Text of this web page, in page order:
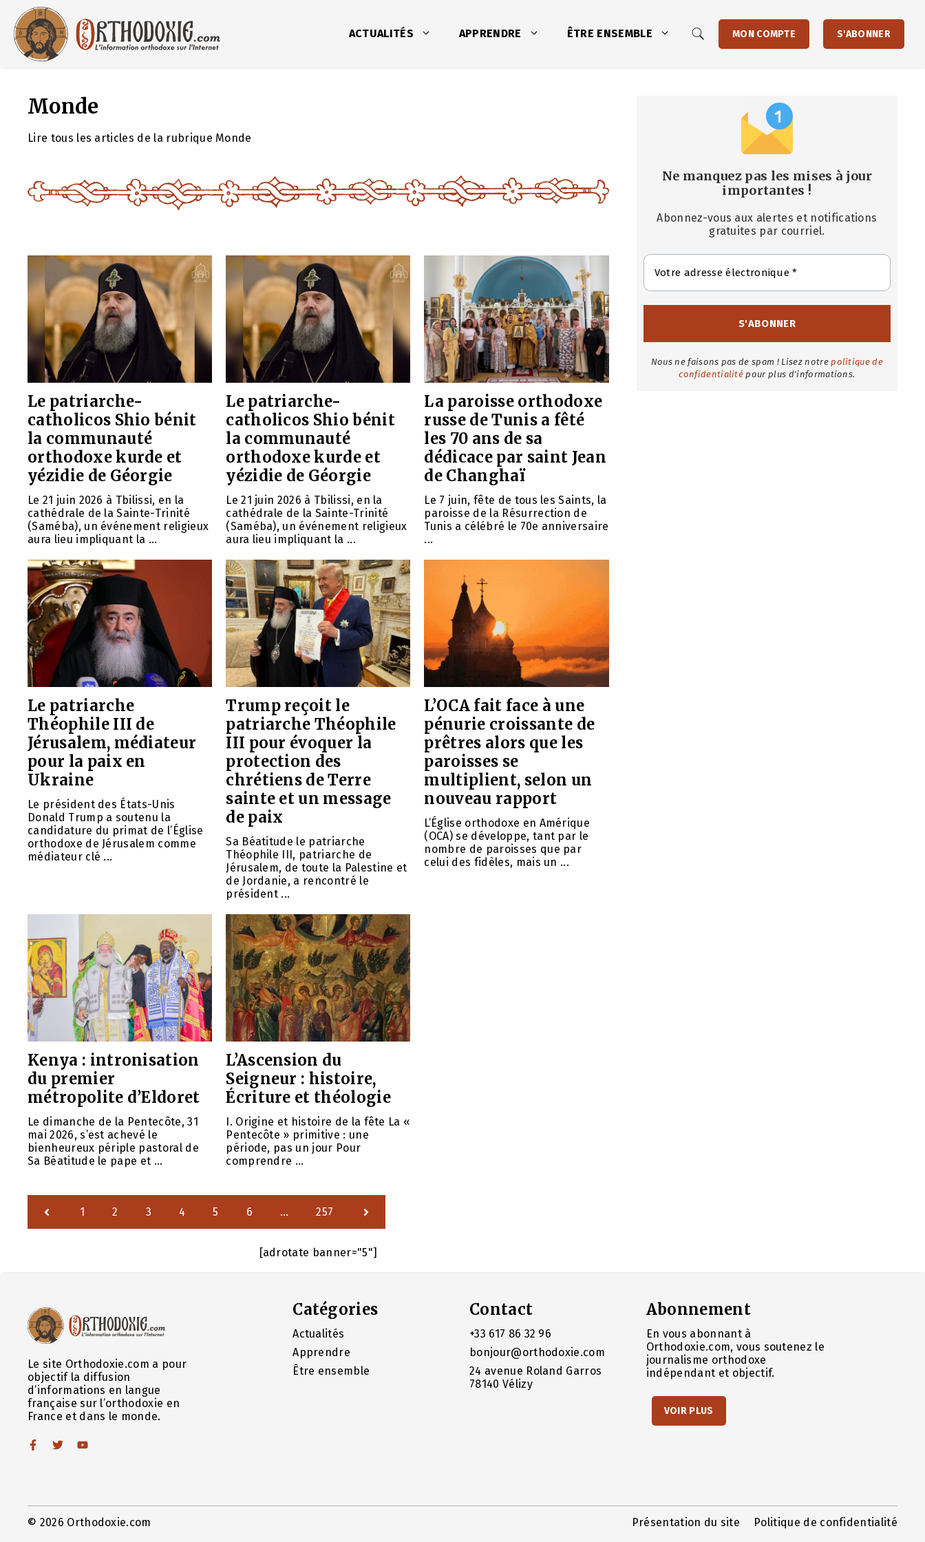
contenu
ACTUALITÉS APPRENDRE ÊTRE ENSEMBLE MON COMPTE S'ABONNER
Monde
Lire tous les articles de la rubrique Monde
Le patriarche-
catholicos Shio bénit
la communauté
orthodoxe kurde et
yézidie de Géorgie
Le 21 juin 2026 à Tbilissi, en la
cathédrale de la Sainte-Trinité
(Saméba), un événement religieux
aura lieu impliquant la ...
Le patriarche-
catholicos Shio bénit
la communauté
orthodoxe kurde et
yézidie de Géorgie
Le 21 juin 2026 à Tbilissi, en la
cathédrale de la Sainte-Trinité
(Saméba), un événement religieux
aura lieu impliquant la ...
La paroisse orthodoxe
russe de Tunis a fêté
les 70 ans de sa
dédicace par saint Jean
de Changhaï
Le 7 juin, fête de tous les Saints, la
paroisse de la Résurrection de
Tunis a célébré le 70e anniversaire
...
Le patriarche
Théophile III de
Jérusalem, médiateur
pour la paix en
Ukraine
Le président des États-Unis
Donald Trump a soutenu la
candidature du primat de l’Église
orthodoxe de Jérusalem comme
médiateur clé ...
Trump reçoit le
patriarche Théophile
III pour évoquer la
protection des
chrétiens de Terre
sainte et un message
de paix
Sa Béatitude le patriarche
Théophile III, patriarche de
Jérusalem, de toute la Palestine et
de Jordanie, a rencontré le
président ...
L’OCA fait face à une
pénurie croissante de
prêtres alors que les
paroisses se
multiplient, selon un
nouveau rapport
L’Église orthodoxe en Amérique
(OCA) se développe, tant par le
nombre de paroisses que par
celui des fidèles, mais un ...
Kenya : intronisation
du premier
métropolite d’Eldoret
Le dimanche de la Pentecôte, 31
mai 2026, s’est achevé le
bienheureux périple pastoral de
Sa Béatitude le pape et ...
L’Ascension du
Seigneur : histoire,
Écriture et théologie
I. Origine et histoire de la fête La «
Pentecôte » primitive : une
période, pas un jour Pour
comprendre ...
1 2 3 4 5 6 … 257
[adrotate banner="5"]
Ne manquez pas les mises à jour
importantes !
Abonnez-vous aux alertes et notifications
gratuites par courriel.
Nous ne faisons pas de spam ! Lisez notre politique de
confidentialité pour plus d'informations.
Le site Orthodoxie.com a pour
objectif la diffusion
d’informations en langue
française sur l’orthodoxie en
France et dans le monde.
Catégories
Actualités
Apprendre
Être ensemble
Contact
+33 617 86 32 96
bonjour@orthodoxie.com
24 avenue Roland Garros
78140 Vélizy
Abonnement
En vous abonnant à
Orthodoxie.com, vous soutenez le
journalisme orthodoxe
indépendant et objectif.
VOIR PLUS
© 2026 Orthodoxie.com Présentation du site Politique de confidentialité